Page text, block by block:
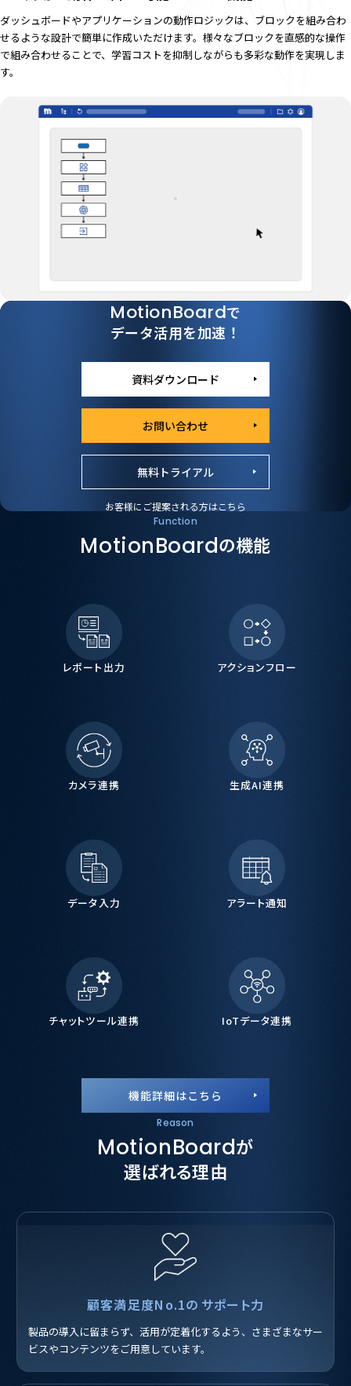
ダッシュボードやアプリケーションの動作ロジックは、ブロックを組み合わ
せるような設計で簡単に作成いただけます。様々なブロックを直感的な操作
で組み合わせることで、学習コストを抑制しながらも多彩な動作を実現しま
す。
MotionBoardで
データ活用を加速！
資料ダウンロード
お問い合わせ
無料トライアル
お客様にご提案される方はこちら
Function
MotionBoardの機能
レポート出力 アクションフロー
カメラ連携 生成AI連携
データ入力 アラート通知
チャットツール連携 IoTデータ連携
機能詳細はこちら
Reason
MotionBoardが
選ばれる理由
顧客満足度No.1の サポート力
製品の導入に留まらず、活用が定着化するよう、さまざまなサー
ビスやコンテンツをご用意しています。